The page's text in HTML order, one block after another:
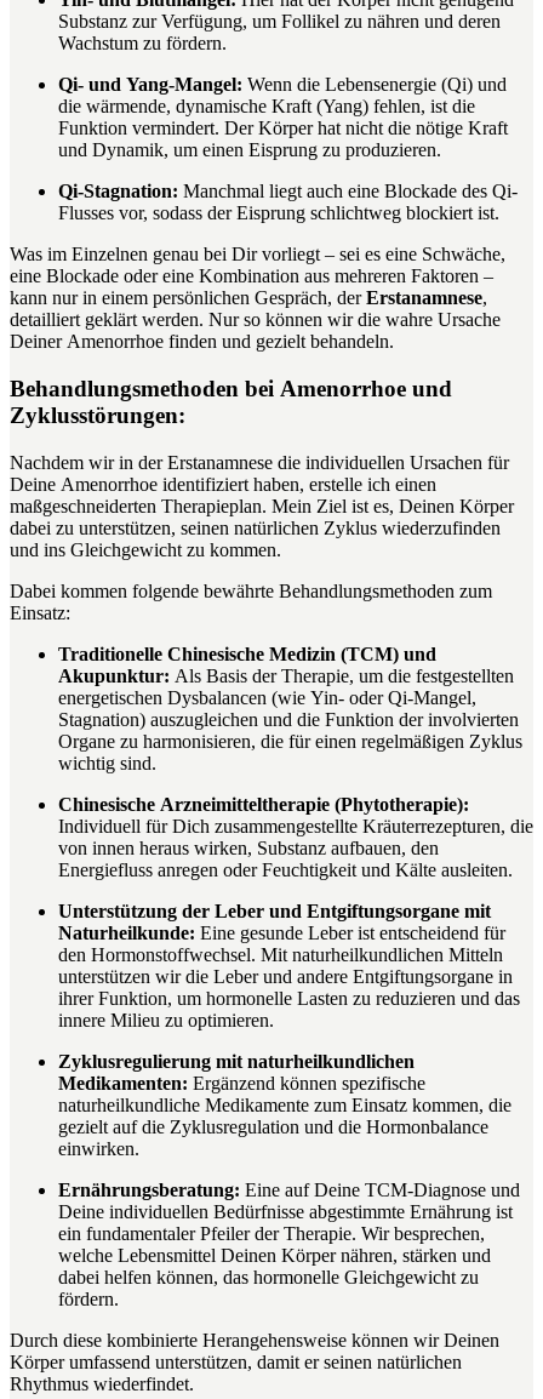
Substanz zur Verfügung, um Follikel zu nähren und deren
Wachstum zu fördern.
Qi- und Yang-Mangel: Wenn die Lebensenergie (Qi) und
die wärmende, dynamische Kraft (Yang) fehlen, ist die
Funktion vermindert. Der Körper hat nicht die nötige Kraft
und Dynamik, um einen Eisprung zu produzieren.
Qi-Stagnation: Manchmal liegt auch eine Blockade des Qi-
Flusses vor, sodass der Eisprung schlichtweg blockiert ist.
Was im Einzelnen genau bei Dir vorliegt – sei es eine Schwäche,
eine Blockade oder eine Kombination aus mehreren Faktoren –
kann nur in einem persönlichen Gespräch, derErstanamnese,
detailliert geklärt werden. Nur so können wir die wahre Ursache
Deiner Amenorrhoe finden und gezielt behandeln.
Behandlungsmethoden bei Amenorrhoe und
Zyklusstörungen:
Nachdem wir in der Erstanamnese die individuellen Ursachen für
Deine Amenorrhoe identifiziert haben, erstelle ich einen
maßgeschneiderten Therapieplan. Mein Ziel ist es, Deinen Körper
dabei zu unterstützen, seinen natürlichen Zyklus wiederzufinden
und ins Gleichgewicht zu kommen.
Dabei kommen folgende bewährte Behandlungsmethoden zum
Einsatz:
Traditionelle Chinesische Medizin (TCM) und
Akupunktur: Als Basis der Therapie, um die festgestellten
energetischen Dysbalancen (wie Yin- oder Qi-Mangel,
Stagnation) auszugleichen und die Funktion der involvierten
Organe zu harmonisieren, die für einen regelmäßigen Zyklus
wichtig sind.
Chinesische Arzneimitteltherapie (Phytotherapie):
Individuell für Dich zusammengestellte Kräuterrezepturen, die
von innen heraus wirken, Substanz aufbauen, den
Energiefluss anregen oder Feuchtigkeit und Kälte ausleiten.
Unterstützung der Leber und Entgiftungsorgane mit
Naturheilkunde: Eine gesunde Leber ist entscheidend für
den Hormonstoffwechsel. Mit naturheilkundlichen Mitteln
unterstützen wir die Leber und andere Entgiftungsorgane in
ihrer Funktion, um hormonelle Lasten zu reduzieren und das
innere Milieu zu optimieren.
Zyklusregulierung mit naturheilkundlichen
Medikamenten: Ergänzend können spezifische
naturheilkundliche Medikamente zum Einsatz kommen, die
gezielt auf die Zyklusregulation und die Hormonbalance
einwirken.
Ernährungsberatung: Eine auf Deine TCM-Diagnose und
Deine individuellen Bedürfnisse abgestimmte Ernährung ist
ein fundamentaler Pfeiler der Therapie. Wir besprechen,
welche Lebensmittel Deinen Körper nähren, stärken und
dabei helfen können, das hormonelle Gleichgewicht zu
fördern.
Durch diese kombinierte Herangehensweise können wir Deinen
Körper umfassend unterstützen, damit er seinen natürlichen
Rhythmus wiederfindet.